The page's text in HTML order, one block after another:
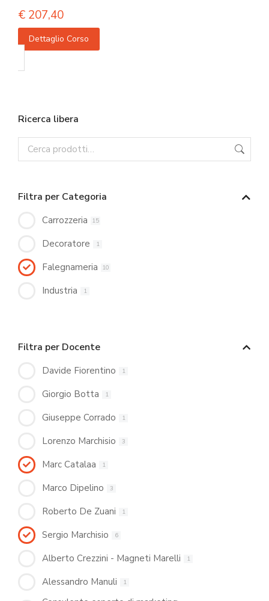
€ 207,40
Dettaglio Corso
Ricerca libera
Filtra per Categoria
Carrozzeria 15
Decoratore 1
Falegnameria 10
Industria 1
Filtra per Docente
Davide Fiorentino 1
Giorgio Botta 1
Giuseppe Corrado 1
Lorenzo Marchisio 3
Marc Catalaa 1
Marco Dipelino 3
Roberto De Zuani 1
Sergio Marchisio 6
Alberto Crezzini - Magneti Marelli 1
Alessandro Manuli 1